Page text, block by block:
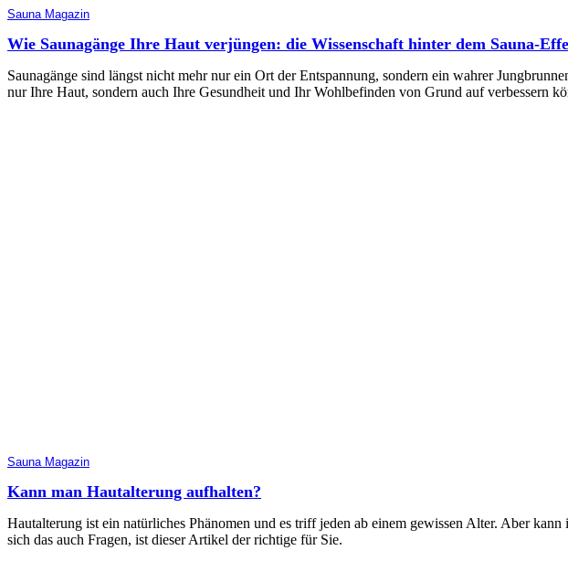
Sauna Magazin
Wie Saunagänge Ihre Haut verjüngen: die Wissenschaft hinter dem Sauna-
Saunagänge sind längst nicht mehr nur ein Ort der Entspannung, sondern ein wahrer
nur Ihre Haut, sondern auch Ihre Gesundheit und Ihr Wohlbefinden von Grund auf verbessern
Sauna Magazin
Kann man Hautalterung aufhalten?
Hautalterung ist ein natürliches Phänomen und es triff jeden ab einem gewissen Alter. Aber
sich das auch Fragen, ist dieser Artikel der richtige für Sie.